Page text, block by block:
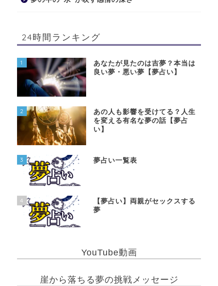
24時間ランキング
1
あなたが見たのは吉夢？本当は
良い夢・悪い夢【夢占い】
2
あの人も影響を受けてる？人生
を変える有名な夢の話【夢占
い】
3 夢占い一覧表
4
【夢占い】両親がセックスする
夢
YouTube動画
崖から落ちる夢の挑戦メッセージ